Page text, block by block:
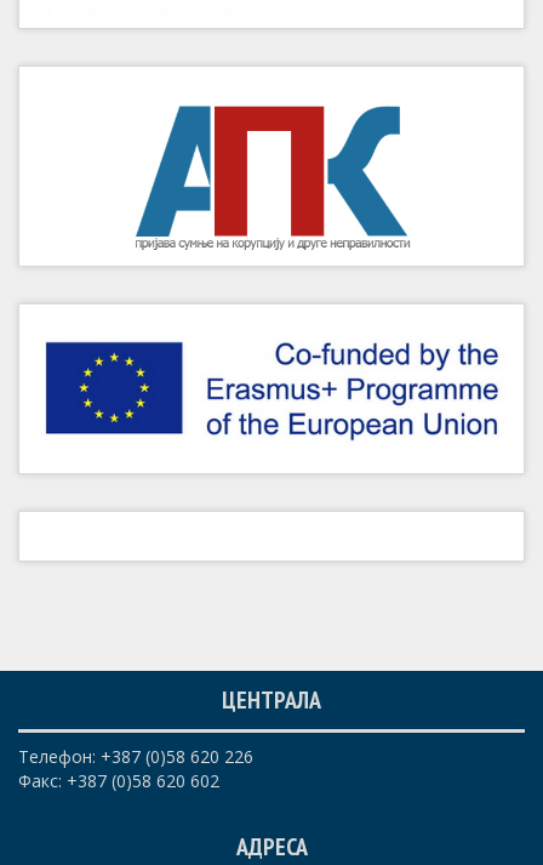
ЦЕНТРАЛА
Телефон: +387 (0)58 620 226
Факс: +387 (0)58 620 602
АДРЕСА